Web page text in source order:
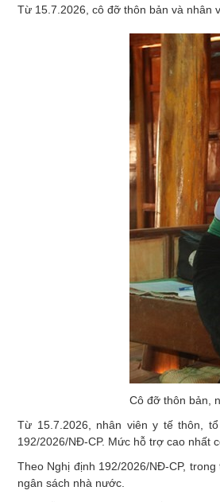
Emagazine
Từ 15.7.2026, cô đỡ thôn bản và nhân
Cô đỡ thôn bản,
Từ 15.7.2026, nhân viên y tế thôn,
192/2026/NĐ-CP. Mức hỗ trợ cao nhất
Theo Nghị định 192/2026/NĐ-CP,
ngân sách nhà nước.